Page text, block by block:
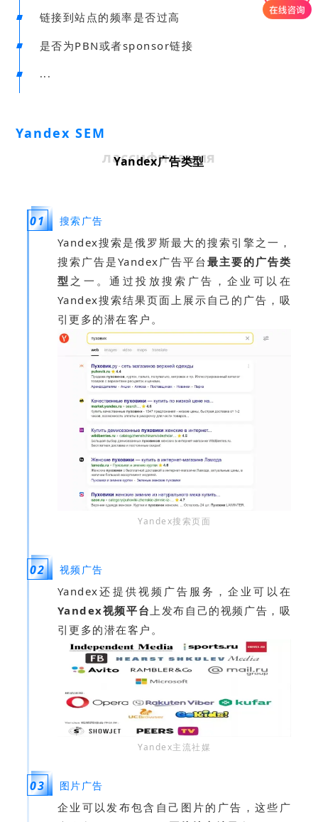
链接到站点的频率是否过高
是否为PBN或者sponsor链接
...
Yandex SEM
лассификация
Yandex广告类型
01 搜索 广告
Yandex搜索是俄罗斯最大的搜索引擎之一，
搜索广告是Yandex广告平台最主要的广告类
型 之一。通过投放搜索广告，企业可以在
Yandex搜索结果页面上展示自己的广告，吸
引更多的潜在客户。
Yandex搜索页面
02 视频广告
Yandex还提供视频广告服务，企业可以在
Yandex视频平台上发布自己的视频广告，吸
引更多的潜在客户。
Yandex主流社媒
03 图片广告
企业可以发布包含自己图片的广告，这些广